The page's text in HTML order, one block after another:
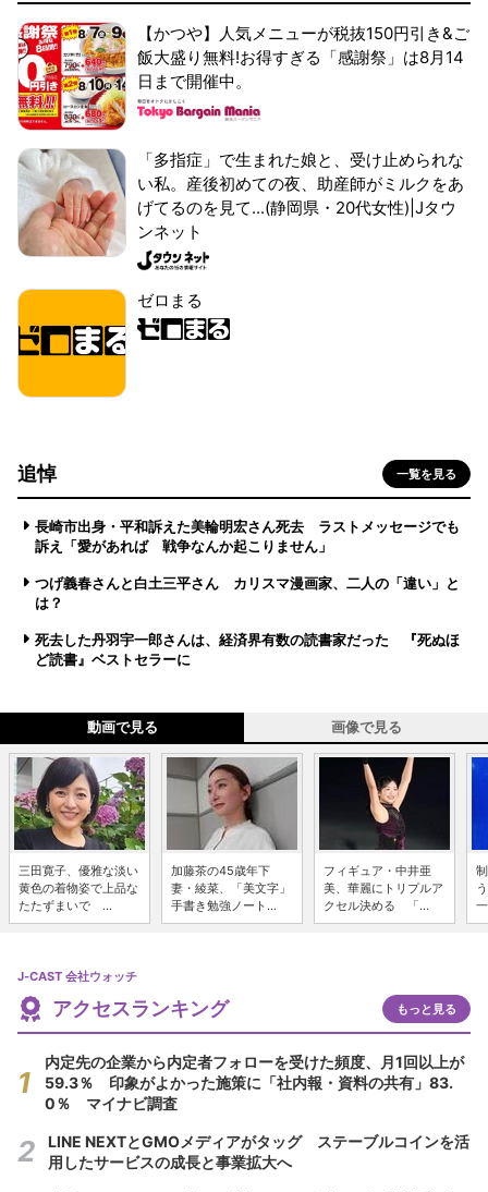
【かつや】人気メニューが税抜150円引き&ご
飯大盛り無料!お得すぎる「感謝祭」は8月14
日まで開催中。
「多指症」で生まれた娘と、受け止められな
い私。産後初めての夜、助産師がミルクをあ
げてるのを見て...(静岡県・20代女性)|Jタウ
ンネット
ゼロまる
追悼 一覧を見る
長崎市出身・平和訴えた美輪明宏さん死去 ラストメッセージでも
訴え「愛があれば 戦争なんか起こりません」
つげ義春さんと白土三平さん カリスマ漫画家、二人の「違い」と
は？
死去した丹羽宇一郎さんは、経済界有数の読書家だった 『死ぬほ
ど読書』ベストセラーに
動画で見る 画像で見る
三田寛子、優雅な淡い
黄色の着物姿で上品な
たたずまいで ...
加藤茶の45歳年下
妻・綾菜、「美文字」
手書き勉強ノート...
フィギュア・中井亜
美、華麗にトリプルア
クセル決める 「...
J-CAST 会社ウォッチ
アクセスランキング もっと見る
内定先の企業から内定者フォローを受けた頻度、月1回以上が
59.3％ 印象がよかった施策に「社内報・資料の共有」83.
0％ マイナビ調査
LINE NEXTとGMOメディアがタッグ ステーブルコインを活
用したサービスの成長と事業拡大へ